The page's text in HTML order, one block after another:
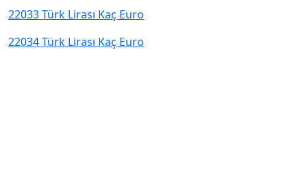
22033 Türk Lirası Kaç Euro
22034 Türk Lirası Kaç Euro